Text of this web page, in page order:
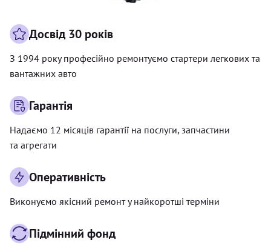
Досвід 30 років
З 1994 року професійно ремонтуємо стартери легкових та
вантажних авто
Гарантія
Надаємо 12 місяців гарантії на послуги, запчастини
та агрегати
Оперативність
Виконуємо якісний ремонт у найкоротші терміни
Підмінний фонд